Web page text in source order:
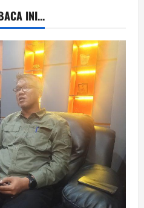
INI...